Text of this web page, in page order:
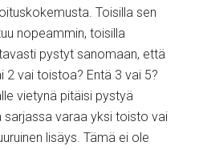
Toisilla sen
nopeammin, toisilla
pystyt sanomaan, että
2 vai toistoa? Entä 3 vai 5?
vietynä pitäisi pystyä
varaa yksi toisto vai
lisäys. Tämä ei ole